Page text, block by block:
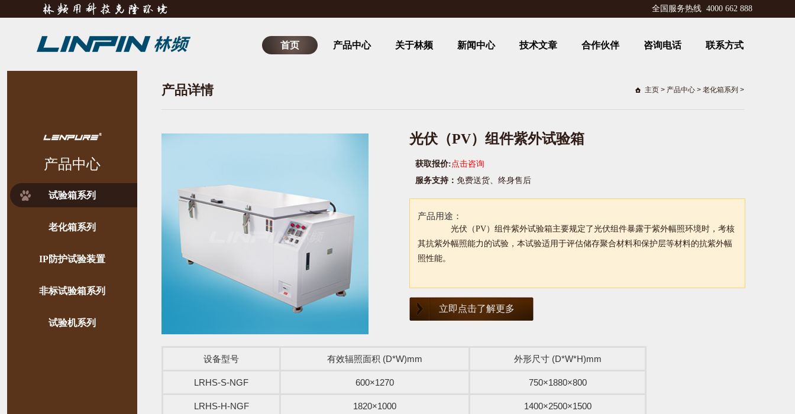
全国服务热线 4000 662 888
首页 产品中心 关于林频 新闻中心 技术文章 合作伙伴 咨询电话 联系方式
产品中心
试验箱系列
老化箱系列
IP防护试验装置
非标试验箱系列
试验机系列
产品详情 主页 > 产品中心 > 老化箱系列 >
光伏（PV）组件紫外试验箱
获取报价:点击咨询
服务支持： 免费送货、终身售后
产品用途：
光伏（PV）组件紫外试验箱主要规定了光伏组件暴露于紫外幅照环境时，考核
其抗紫外幅照能力的试验，本试验适用于评估储存聚合材料和保护层等材料的抗紫外幅
照性能。
立即点击了解更多
设备型号 有效辐照面积 (D*W)mm 外形尺寸 (D*W*H)mm
LRHS-S-NGF 600×1270 750×1880×800
LRHS-H-NGF 1820×1000 1400×2500×1500